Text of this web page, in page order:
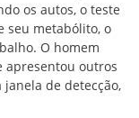
os autos, o teste
seu metabólito, o
O homem
apresentou outros
de detecção,